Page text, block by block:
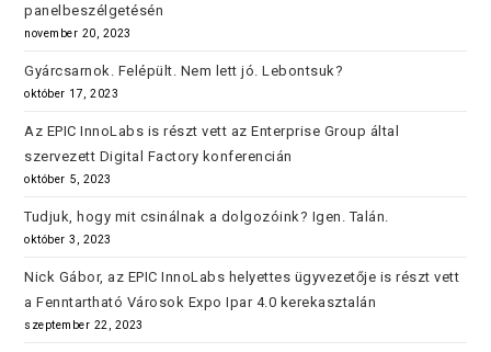
panelbeszélgetésén
november 20, 2023
Gyárcsarnok. Felépült. Nem lett jó. Lebontsuk?
október 17, 2023
Az EPIC InnoLabs is részt vett az Enterprise Group által
szervezett Digital Factory konferencián
október 5, 2023
Tudjuk, hogy mit csinálnak a dolgozóink? Igen. Talán.
október 3, 2023
Nick Gábor, az EPIC InnoLabs helyettes ügyvezetője is részt vett
a Fenntartható Városok Expo Ipar 4.0 kerekasztalán
szeptember 22, 2023